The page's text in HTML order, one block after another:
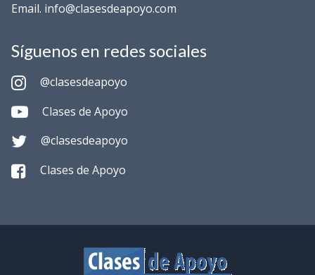
Email. info@clasesdeapoyo.com
Síguenos en redes sociales
@clasesdeapoyo
Clases de Apoyo
@clasesdeapoyo
Clases de Apoyo